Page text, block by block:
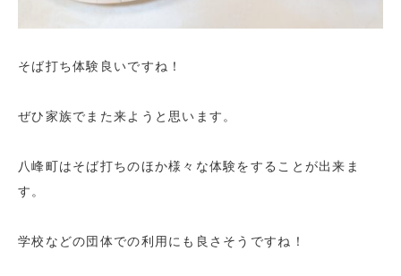
そば打ち体験良いですね！
ぜひ家族でまた来ようと思います。
八峰町はそば打ちのほか様々な体験をすることが出来ま
す。
学校などの団体での利用にも良さそうですね！